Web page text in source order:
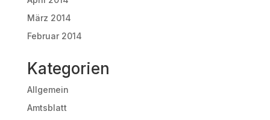
März 2014
Februar 2014
Kategorien
Allgemein
Amtsblatt